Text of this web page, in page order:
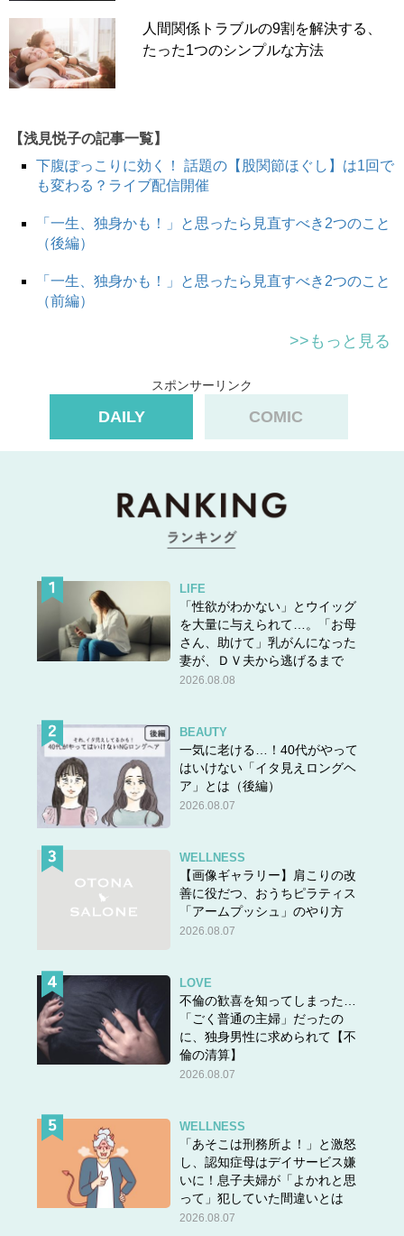
人間関係トラブルの9割を解決する、
たった1つのシンプルな方法
【浅見悦子の記事一覧】
下腹ぽっこりに効く！ 話題の【股関節ほぐし】は1回で
も変わる？ライブ配信開催
「一生、独身かも！」と思ったら見直すべき2つのこと
（後編）
「一生、独身かも！」と思ったら見直すべき2つのこと
（前編）
>>もっと見る
スポンサーリンク
DAILY COMIC
LIFE
「性欲がわかない」とウイッグ
を大量に与えられて…。「お母
さん、助けて」乳がんになった
妻が、ＤＶ夫から逃げるまで
2026.08.08
BEAUTY
一気に老ける…！40代がやって
はいけない「イタ見えロングヘ
ア」とは（後編）
2026.08.07
WELLNESS
【画像ギャラリー】肩こりの改
善に役だつ、おうちピラティス
「アームプッシュ」のやり方
2026.08.07
LOVE
不倫の歓喜を知ってしまった…
「ごく普通の主婦」だったの
に、独身男性に求められて【不
倫の清算】
2026.08.07
WELLNESS
「あそこは刑務所よ！」と激怒
し、認知症母はデイサービス嫌
いに！息子夫婦が「よかれと思
って」犯していた間違いとは
2026.08.07